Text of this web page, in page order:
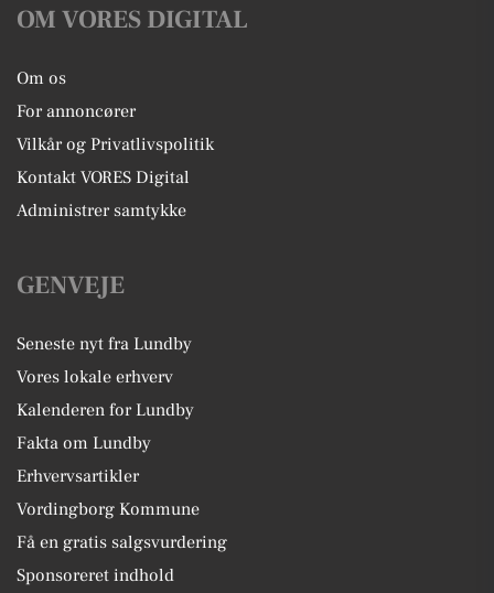
OM VORES DIGITAL
Om os
For annoncører
Vilkår og Privatlivspolitik
Kontakt VORES Digital
Administrer samtykke
GENVEJE
Seneste nyt fra Lundby
Vores lokale erhverv
Kalenderen for Lundby
Fakta om Lundby
Erhvervsartikler
Vordingborg Kommune
Få en gratis salgsvurdering
Sponsoreret indhold